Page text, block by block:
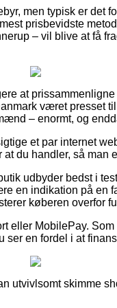
men typisk er det
prisbevidste
– vil blive at få
at
været presset
– enormt, og
et par internet
du handler, så man
udbyder bedst i
en indikation på en
køberen overfor
eller MobilePay.
en fordel i at
utvivlsomt skimme